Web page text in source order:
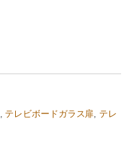
テレビボードガラス扉 テレ